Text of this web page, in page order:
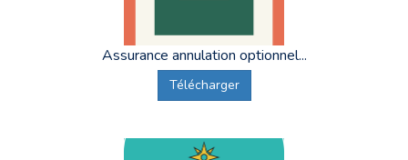
Assurance annulation optionnel...
Télécharger